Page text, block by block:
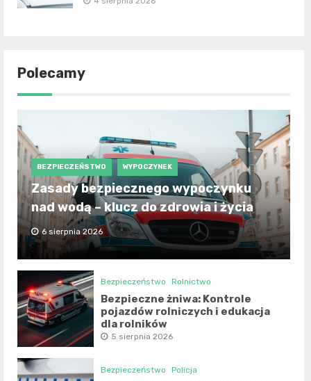
Polecamy
BEZPIECZEŃSTWO WYPOCZYNEK
Zasady bezpiecznego wypoczynku
nad wodą – klucz do zdrowia i życia
6 sierpnia 2026
Bezpieczeństwo Rolnictwo
Bezpieczne żniwa: Kontrole
pojazdów rolniczych i edukacja
dla rolników
5 sierpnia 2026
Bezpieczeństwo Policja